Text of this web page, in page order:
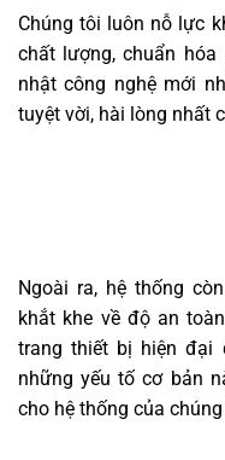
Chúng tôi luôn nỗ lực
chất lượng, chuẩn hóa
nhật công nghệ mới
tuyệt vời, hài lòng nhất
Ngoài ra, hệ thống
khắt khe về độ an
trang thiết bị hiện đại
những yếu tố cơ bản
cho hệ thống của